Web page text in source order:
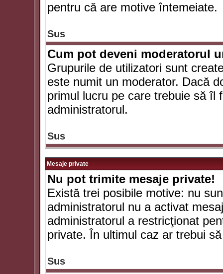
pentru că are motive întemeiate.
Sus
Cum pot deveni moderatorul
Grupurile de utilizatori sunt
este numit un moderator. Dacă
primul lucru pe care trebuie să îl
administratorul.
Sus
Mesaje private
Nu pot trimite mesaje private!
Există trei posibile motive: nu
administratorul nu a activat
administratorul a restricţionat
private. În ultimul caz ar trebui
Sus